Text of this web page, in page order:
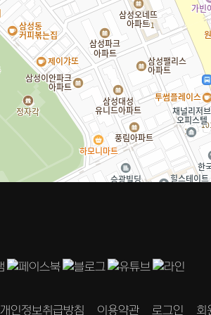
개인정보취급방침 이용약관 로그인 회